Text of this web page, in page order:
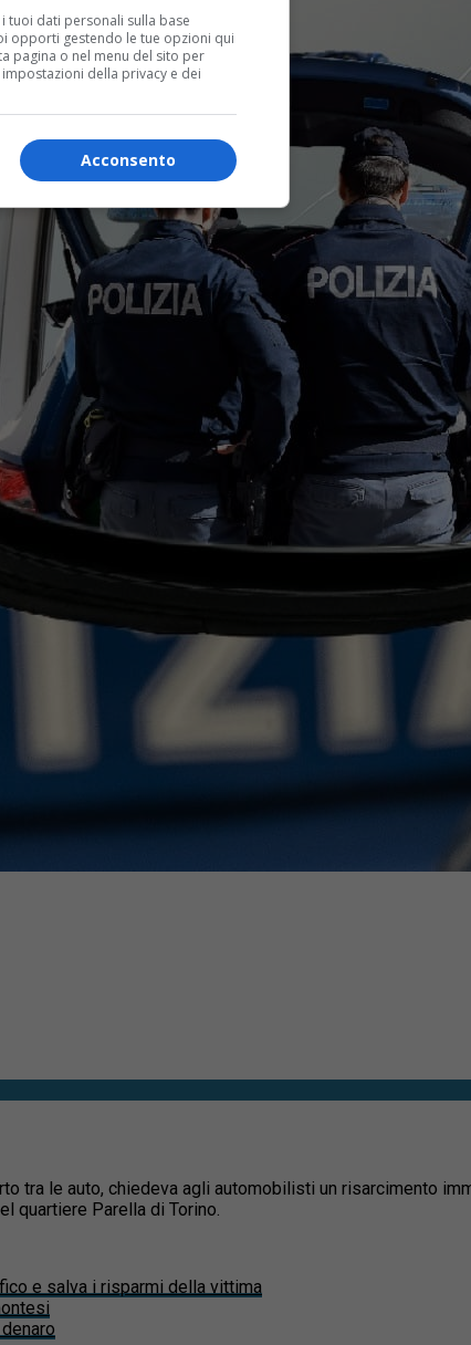
tra le auto, chiedeva agli automobilisti un risarcimento
quartiere Parella di Torino.
e salva i risparmi della vittima
dati personali sulla base
opporti gestendo le tue opzioni qui
pagina o nel menu del sito per
della privacy e dei
Acconsento